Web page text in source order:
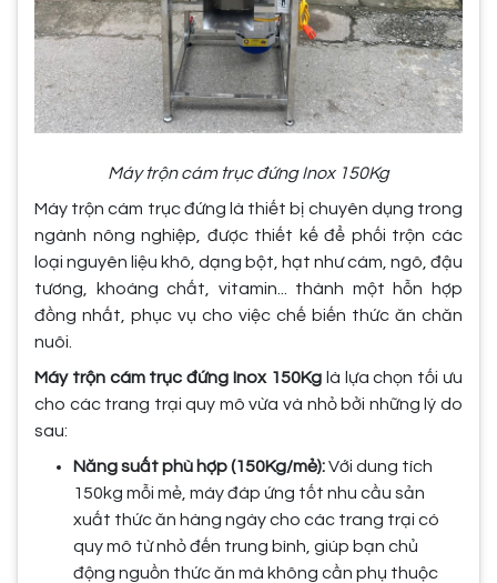
Máy trộn cám trục đứng Inox 150Kg
Máy trộn cám trục đứng là thiết bị chuyên dụng trong
ngành nông nghiệp, được thiết kế để phối trộn các
loại nguyên liệu khô, dạng bột, hạt như cám, ngô, đậu
tương, khoáng chất, vitamin... thành một hỗn hợp
đồng nhất, phục vụ cho việc chế biến thức ăn chăn
nuôi.
Máy trộn cám trục đứng Inox 150Kglà lựa chọn tối ưu
cho các trang trại quy mô vừa và nhỏ bởi những lý do
sau:
Năng suất phù hợp (150Kg/mẻ):Với dung tích
150kg mỗi mẻ, máy đáp ứng tốt nhu cầu sản
xuất thức ăn hàng ngày cho các trang trại có
quy mô từ nhỏ đến trung bình, giúp bạn chủ
động nguồn thức ăn mà không cần phụ thuộc